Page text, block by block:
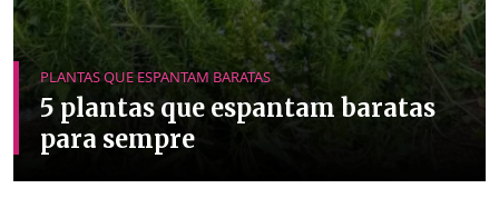
PLANTAS QUE ESPANTAM BARATAS
5 plantas que espantam baratas
para sempre